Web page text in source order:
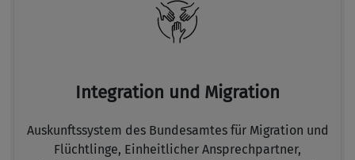
Integration und Migration
Auskunftssystem des Bundesamtes für Migration und
Flüchtlinge, Einheitlicher Ansprechpartner,